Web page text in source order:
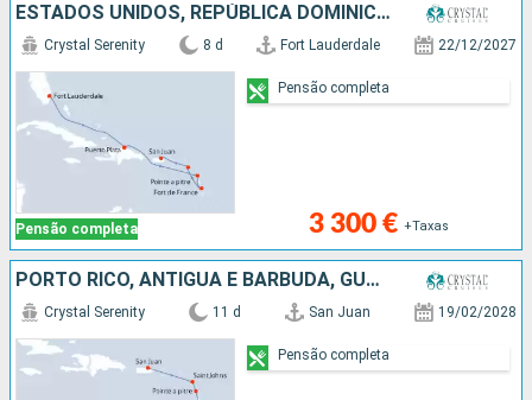
ESTADOS UNIDOS, REPÚBLICA DOMINICANA, GUADALUPE, MARTINICA, PORTO RICO
Pensão completa
Crystal Serenity 8 d Fort Lauderdale 22/12/2027
3 300 € +Taxas
Pensão completa
PORTO RICO, ANTÍGUA E BARBUDA, GUADALUPE, SANTA LÚCIA, GRENADA, BONAIRE, ARUBA, COLÔMBIA
Crystal Serenity 11 d San Juan 19/02/2028
Pensão completa